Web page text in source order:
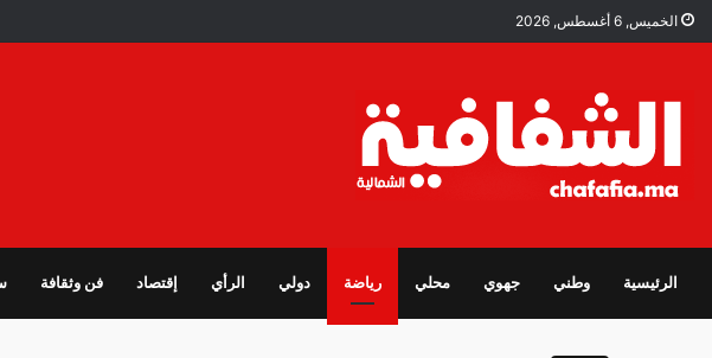
الخميس, 6 أغسطس, 2026
الرئيسية وطني جهوي محلي رياضة دولي الرأي إقتصاد فن وثقافة